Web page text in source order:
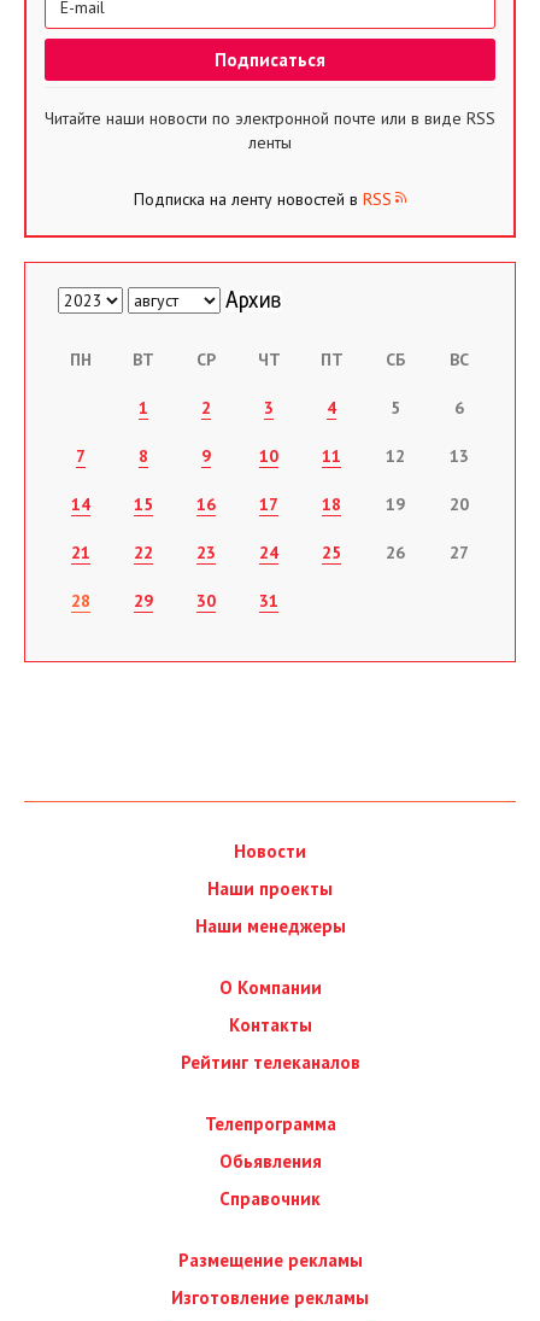
Читайте наши новости по электронной почте или в виде RSS
ленты
Подписка на ленту новостей в RSS
ПН ВТ СР ЧТ ПТ СБ ВС
1 2 3 4 5 6
7 8 9 10 11 12 13
14 15 16 17 18 19 20
21 22 23 24 25 26 27
28 29 30 31
Новости
Наши проекты
Наши менеджеры
О Компании
Контакты
Рейтинг телеканалов
Телепрограмма
Обьявления
Справочник
Размещение рекламы
Изготовление рекламы